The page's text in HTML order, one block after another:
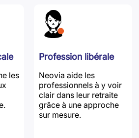
les
Profession libérale
Neovia aide les
professionnels à y voir
clair dans leur retraite
grâce à une approche
sur mesure.